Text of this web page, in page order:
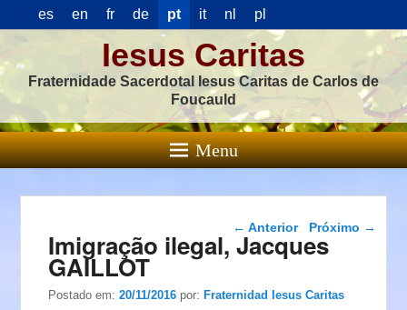
es en fr de pt it nl pl
Iesus Caritas
Fraternidade Sacerdotal Iesus Caritas de Carlos de
Foucauld
Menu
Navegação das
postagens
← Anterior Próximo →
Imigração ilegal, Jacques
GAILLOT
Postado em:20/11/2016 por:Fraternidad Iesus Caritas